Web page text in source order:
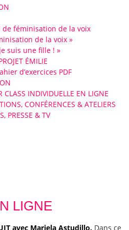
féminisation de la voix
de la voix »
suis une fille ! »
ÉMILIE
d’exercices PDF
INDIVIDUELLE EN LIGNE
CONFÉRENCES & ATELIERS
PRESSE & TV
LIGNE
avec Mariela Astudillo. Dans ce